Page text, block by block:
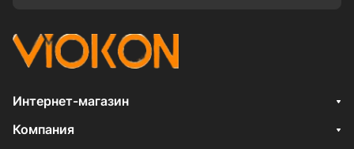
Интернет-магазин
Компания